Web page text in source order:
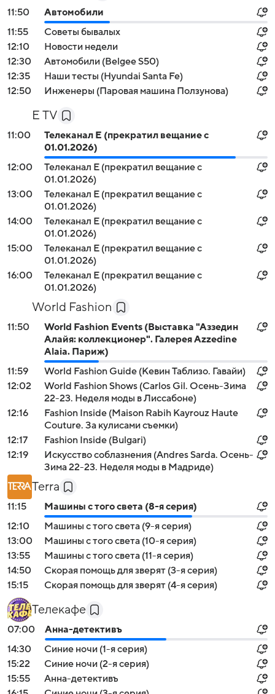
11:50
Автомобили
11:55
Советы бывалых
12:10
Новости недели
12:30
Автомобили (Belgee S50)
12:35
Наши тесты (Hyundai Santa Fe)
12:50
Инженеры (Паровая машина Ползунова)
E TV
11:00
Телеканал E (прекратил вещание с
01.01.2026)
12:00
Телеканал E (прекратил вещание с
01.01.2026)
13:00
Телеканал E (прекратил вещание с
01.01.2026)
14:00
Телеканал E (прекратил вещание с
01.01.2026)
15:00
Телеканал E (прекратил вещание с
01.01.2026)
16:00
Телеканал E (прекратил вещание с
01.01.2026)
World Fashion
11:50
World Fashion Events (Выставка "Аззедин
Алайя: коллекционер". Галерея Azzedine
Alaia. Париж)
11:59
World Fashion Guide (Кевин Таблизо. Гавайи)
12:02
World Fashion Shows (Carlos Gil. Осень-Зима
22-23. Неделя моды в Лиссабоне)
12:16
Fashion Inside (Maison Rabih Kayrouz Haute
Couture. За кулисами съемки)
12:17
Fashion Inside (Bulgari)
12:19
Искусство соблазнения (Andres Sarda. Осень-
Зима 22-23. Неделя моды в Мадриде)
Terra
11:15
Машины с того света (8-я серия)
12:10
Машины с того света (9-я серия)
13:00
Машины с того света (10-я серия)
13:55
Машины с того света (11-я серия)
14:50
Скорая помощь для зверят (3-я серия)
15:15
Скорая помощь для зверят (4-я серия)
Телекафе
07:00
Анна-детективъ
14:30
Синие ночи (1-я серия)
15:22
Синие ночи (2-я серия)
15:55
Анна-детективъ